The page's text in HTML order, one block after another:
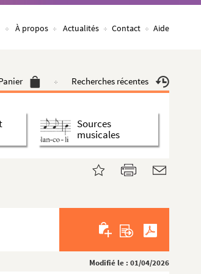
À propos Actualités Contact Aide
Recherches récentes
Sources
musicales
Modifié le : 01/04/2026